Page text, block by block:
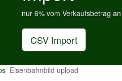
an Gebühren je Inserat
Eisenbahnbild upload